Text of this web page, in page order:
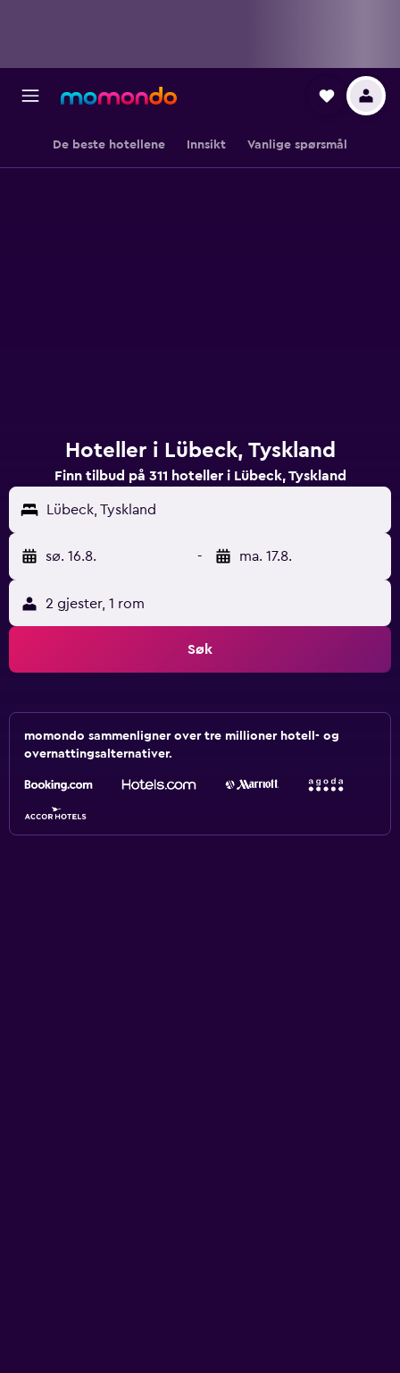
De beste hotellene Innsikt Vanlige spørsmål
Hoteller i Lübeck, Tyskland
Finn tilbud på 311 hoteller i Lübeck, Tyskland
Lübeck, Tyskland
sø. 16.8. - ma. 17.8.
2 gjester, 1 rom
Søk
momondo sammenligner over tre millioner hotell- og
overnattingsalternativer.